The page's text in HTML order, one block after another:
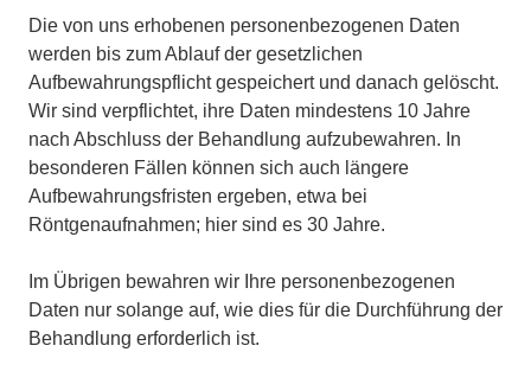
Die von uns erhobenen personenbezogenen Daten
werden bis zum Ablauf der gesetzlichen
Aufbewahrungspflicht gespeichert und danach gelöscht.
Wir sind verpflichtet, ihre Daten mindestens 10 Jahre
nach Abschluss der Behandlung aufzubewahren. In
besonderen Fällen können sich auch längere
Aufbewahrungsfristen ergeben, etwa bei
Röntgenaufnahmen; hier sind es 30 Jahre.
Im Übrigen bewahren wir Ihre personenbezogenen
Daten nur solange auf, wie dies für die Durchführung der
Behandlung erforderlich ist.